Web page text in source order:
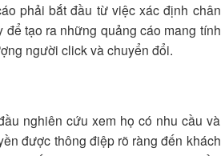
phải bắt đầu từ việc xác định chân
tạo ra những quảng cáo mang tính
người click và chuyển đổi.
nghiên cứu xem họ có nhu cầu và
được thông điệp rõ ràng đến khách